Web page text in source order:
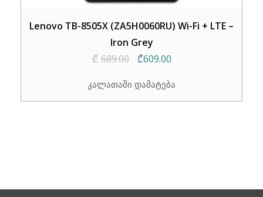
Lenovo TB-8505X (ZA5H0060RU) Wi-Fi + LTE –
Iron Grey
₾ 689.00
Original
was:
₾609.00Current
is:
კალათაში დამატება